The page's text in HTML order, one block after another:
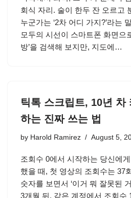
회식 자리. 술이 한두 잔 오르고
누군가는 ‘2차 어디 가지?’라는
모두의 시선이 스마트폰 화면으
방’을 검색해 보지만, 지도에…
틱톡 스크립트, 10년 차
하는 진짜 쓰는 법
by Harold Ramirez August 5,
조회수 0에서 시작하는 당신에
했을 때, 첫 영상의 조회수는 37
숫자를 보면서 ‘이거 뭐 잘못된
3개월 뒤, 같은 계정에서 조회수